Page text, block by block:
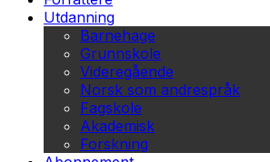
Utdanning
Barnehage
Grunnskole
Videregående
Norsk som andrespråk
Fagskole
Akademisk
Forskning